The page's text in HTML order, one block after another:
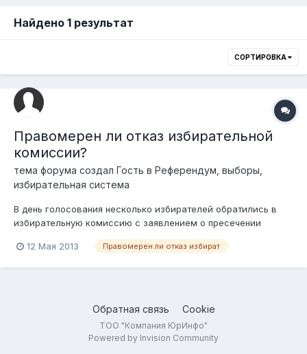
Найдено 1 результат
СОРТИРОВКА
Правомерен ли отказ избирательной
комиссии?
тема форума создал Гость в Референдум, выборы,
избирательная система
В день голосования несколько избирателей обратились в
избирательную комиссию с заявлением о пресечении
листовок с призывами прийти на выборы. Избирательная
12 Мая 2013 Правомерен ли отказ избират
Обратная связь Cookie
ТОО "Компания ЮрИнфо"
Powered by Invision Community